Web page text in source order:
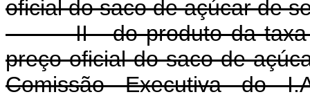
oficial do saco de açúcar de
II - do produto da taxa
preço oficial do saco de
Comissão Executiva do